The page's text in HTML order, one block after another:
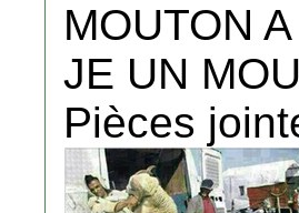
MOUTON
JE UN
Pièces